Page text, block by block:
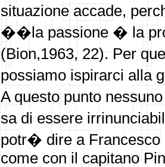
situazione accade,
��la passione � la
(Bion,1963, 22). Per
possiamo ispirarci alla
A questo punto
sa di essere
potr� dire a
come con il capitano